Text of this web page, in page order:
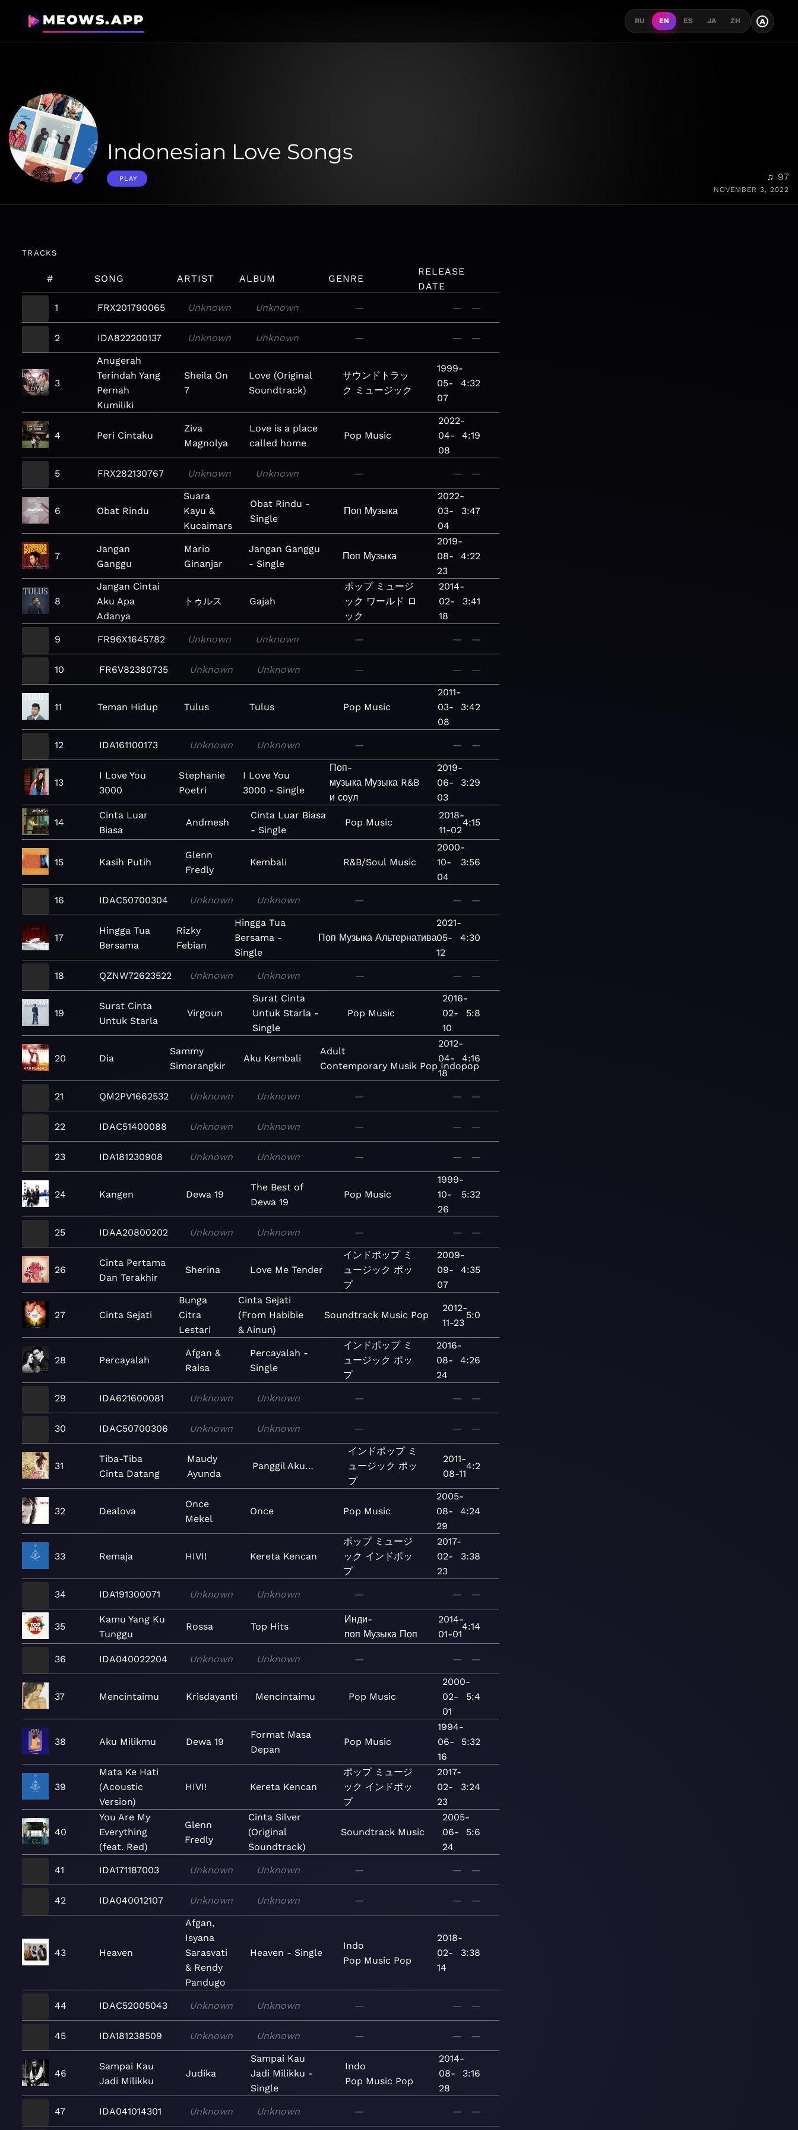
MEOWS.APP RU EN ES JA ZH A
Indonesian Love Songs
PLAY ♫ 97
NOVEMBER 3, 2022
TRACKS
# SONG ARTIST ALBUM GENRE
RELEASE
DATE
1
FRX201790065 Unknown Unknown — — —
2 IDA822200137 Unknown Unknown — — —
3
Anugerah
Terindah Yang
Pernah
Kumiliki
Sheila On
7
Love (Original
Soundtrack)
サウンドトラッ
ク ミュージック
1999-
05-
07
4:32
4 Peri Cintaku
Ziva
Magnolya
Love is a place
called home
Pop Music
2022-
04-
08
4:19
5 FRX282130767 Unknown Unknown — — —
6 Obat Rindu
Suara
Kayu &
Kucaimars
Obat Rindu -
Single
Поп Музыка
2022-
03-
04
3:47
7
Jangan
Ganggu
Mario
Ginanjar
Jangan Ganggu
- Single
Поп Музыка
2019-
08-
23
4:22
8
Jangan Cintai
Aku Apa
Adanya
トゥルス Gajah
ポップ ミュージ
ック ワールド ロ
ック
2014-
02-
18
3:41
9 FR96X1645782 Unknown Unknown — — —
10 FR6V82380735 Unknown Unknown — — —
11 Teman Hidup Tulus Tulus Pop Music
2011-
03-
08
3:42
12 IDA161100173 Unknown Unknown — — —
13
I Love You
3000
Stephanie
Poetri
I Love You
3000 - Single
Поп-
музыка Музыка R&B
и соул
2019-
06-
03
3:29
14
Cinta Luar
Biasa
Andmesh
Cinta Luar Biasa
- Single
Pop Music
2018-
11-02
4:15
15 Kasih Putih
Glenn
Fredly
Kembali R&B/Soul Music
2000-
10-
04
3:56
16 IDAC50700304 Unknown Unknown — — —
17
Hingga Tua
Bersama
Rizky
Febian
Hingga Tua
Bersama -
Single
Поп Музыка Альтернатива
2021-
05-
12
4:30
18 QZNW72623522 Unknown Unknown — — —
19
Surat Cinta
Untuk Starla
Virgoun
Surat Cinta
Untuk Starla -
Single
Pop Music
2016-
02-
10
5:8
20 Dia
Sammy
Simorangkir
Aku Kembali
Adult
Contemporary Musik Pop Indopop
2012-
04-
18
4:16
21 QM2PV1662532 Unknown Unknown — — —
22 IDAC51400088 Unknown Unknown — — —
23 IDA181230908 Unknown Unknown — — —
24 Kangen Dewa 19
The Best of
Dewa 19
Pop Music
1999-
10-
26
5:32
25 IDAA20800202 Unknown Unknown — — —
26
Cinta Pertama
Dan Terakhir
Sherina Love Me Tender
インドポップ ミ
ュージック ポッ
プ
2009-
09-
07
4:35
27 Cinta Sejati
Bunga
Citra
Lestari
Cinta Sejati
(From Habibie
& Ainun)
Soundtrack Music Pop
2012-
11-23
5:0
28 Percayalah
Afgan &
Raisa
Percayalah -
Single
インドポップ ミ
ュージック ポッ
プ
2016-
08-
24
4:26
29 IDA621600081 Unknown Unknown — — —
30 IDAC50700306 Unknown Unknown — — —
31
Tiba-Tiba
Cinta Datang
Maudy
Ayunda
Panggil Aku…
インドポップ ミ
ュージック ポッ
プ
2011-
08-11
4:2
32 Dealova
Once
Mekel
Once Pop Music
2005-
08-
29
4:24
33 Remaja HIVI! Kereta Kencan
ポップ ミュージ
ック インドポッ
プ
2017-
02-
23
3:38
34 IDA191300071 Unknown Unknown — — —
35
Kamu Yang Ku
Tunggu
Rossa Top Hits
Инди-
поп Музыка Поп
2014-
01-01
4:14
36 IDA040022204 Unknown Unknown — — —
37 Mencintaimu Krisdayanti Mencintaimu Pop Music
2000-
02-
01
5:4
38 Aku Milikmu Dewa 19
Format Masa
Depan
Pop Music
1994-
06-
16
5:32
39
Mata Ke Hati
(Acoustic
Version)
HIVI! Kereta Kencan
ポップ ミュージ
ック インドポッ
プ
2017-
02-
23
3:24
40
You Are My
Everything
(feat. Red)
Glenn
Fredly
Cinta Silver
(Original
Soundtrack)
Soundtrack Music
2005-
06-
24
5:6
41 IDA171187003 Unknown Unknown — — —
42 IDA040012107 Unknown Unknown — — —
43 Heaven
Afgan,
Isyana
Sarasvati
& Rendy
Pandugo
Heaven - Single
Indo
Pop Music Pop
2018-
02-
14
3:38
44 IDAC52005043 Unknown Unknown — — —
45 IDA181238509 Unknown Unknown — — —
46
Sampai Kau
Jadi Milikku
Judika
Sampai Kau
Jadi Milikku -
Single
Indo
Pop Music Pop
2014-
08-
28
3:16
47 IDA041014301 Unknown Unknown — — —